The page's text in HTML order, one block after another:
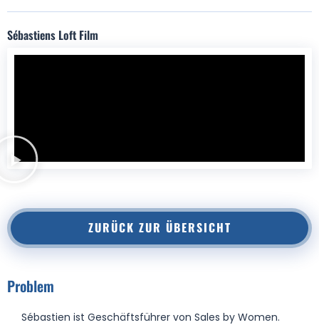
Sébastiens Loft Film
ZURÜCK ZUR ÜBERSICHT
Problem
Sébastien ist Geschäftsführer von Sales by Women.